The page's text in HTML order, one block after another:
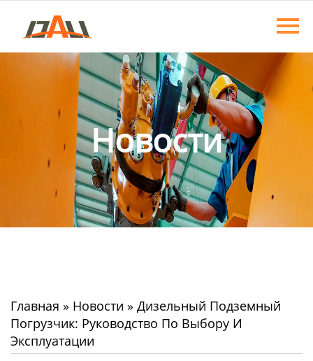
Главная
Продукция
Контакты Новости
Главная » Новости » Дизельный Подземный
Погрузчик: Руководство По Выбору И
Эксплуатации